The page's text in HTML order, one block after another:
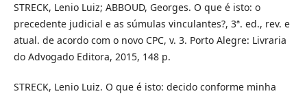
STRECK, Lenio Luiz; ABBOUD, Georges. O que é isto: o
precedente judicial e as súmulas vinculantes?, 3ª. ed., rev. e
atual. de acordo com o novo CPC, v. 3. Porto Alegre: Livraria
do Advogado Editora, 2015, 148 p.
STRECK, Lenio Luiz. O que é isto: decido conforme minha